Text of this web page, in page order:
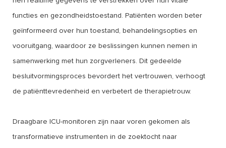
functies en gezondheidstoestand. Patiënten worden beter
geïnformeerd over hun toestand, behandelingsopties en
vooruitgang, waardoor ze beslissingen kunnen nemen in
samenwerking met hun zorgverleners. Dit gedeelde
besluitvormingsproces bevordert het vertrouwen, verhoogt
de patiënttevredenheid en verbetert de therapietrouw.
Draagbare ICU-monitoren zijn naar voren gekomen als
transformatieve instrumenten in de zoektocht naar